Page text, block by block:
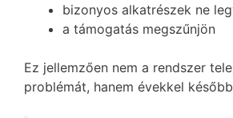
bizonyos alkatrészek ne
a támogatás megszűnjön
Ez jellemzően nem a rendszer
problémát, hanem évekkel